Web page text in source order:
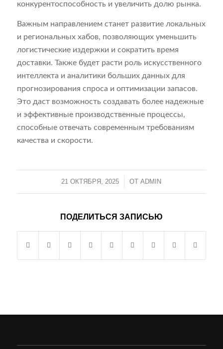
конкурентоспособность и увеличить долю рынка.
Важным направлением станет развитие локальных
и региональных хабов, позволяющих уменьшить
логистические издержки и сократить время
доставки. Также будет расти роль искусственного
интеллекта и аналитики больших данных для
прогнозирования спроса и оптимизации запасов.
Это даст возможность создавать более надежные
и эффективные производственные процессы,
способные отвечать современным требованиям
качества и скорости.
21 ОКТЯБРЯ, 2025
/ ОТADMIN
ПОДЕЛИТЬСЯ ЗАПИСЬЮ